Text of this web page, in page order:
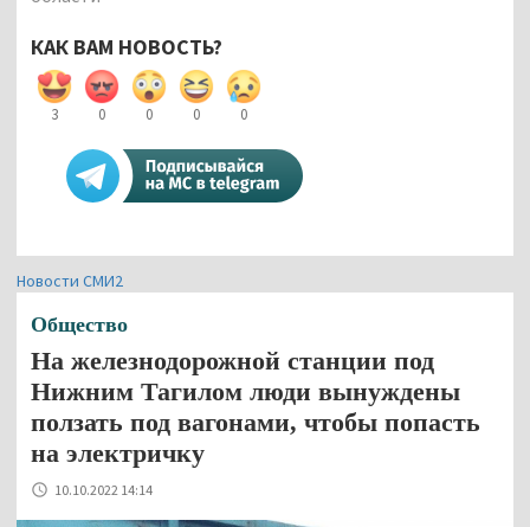
КАК ВАМ НОВОСТЬ?
3 0 0 0 0
Новости СМИ2
Общество
На железнодорожной станции под
Нижним Тагилом люди вынуждены
ползать под вагонами, чтобы попасть
на электричку
10.10.2022 14:14